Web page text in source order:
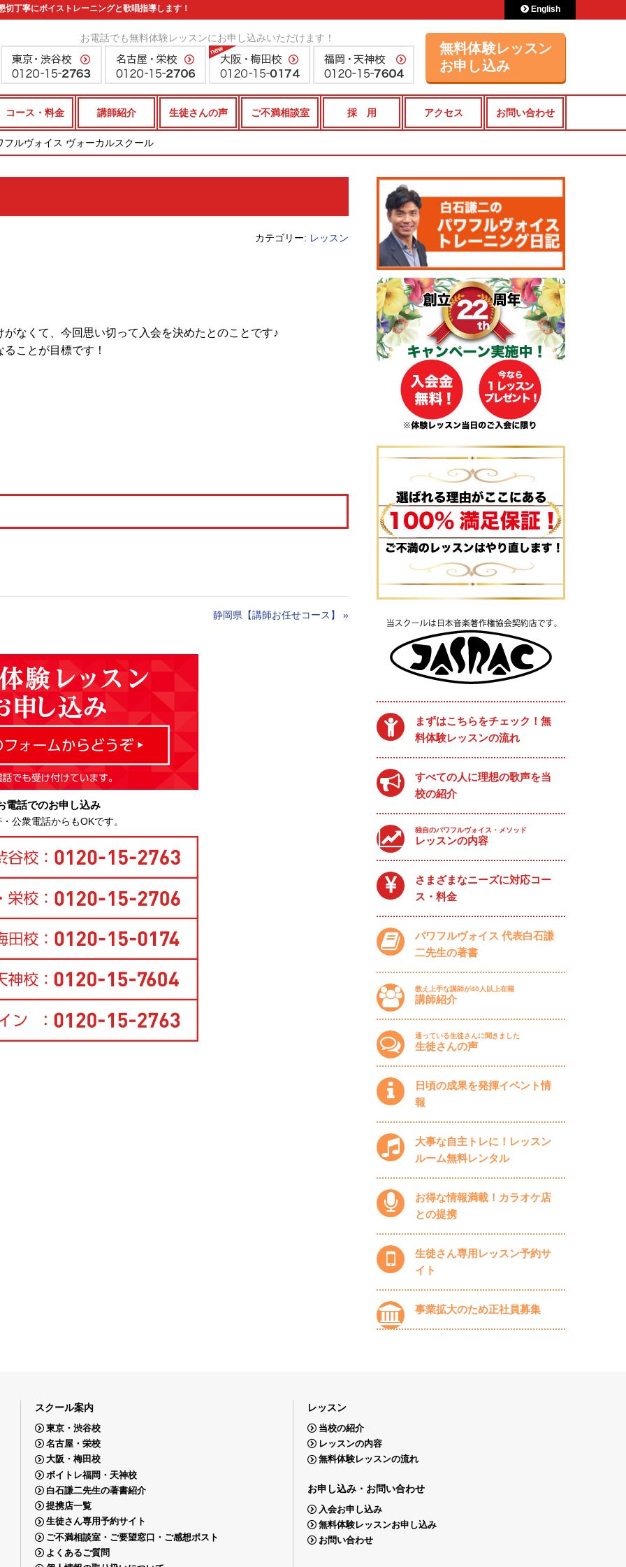
丁寧にボイストレーニングと歌唱指導します！
お電話でも無料体験レッスンにお申し込みいただけます！
無料体験レッスン
お申し込み
English
コース・料金 講師紹介 生徒さんの声 ご不満相談室 採 用 アクセス お問い合わせ
ルヴォイス ヴォーカルスクール
カテゴリー: レッスン
なくて、今回思い切って入会を決めたとのことです♪
ことが目標です！
静岡県【講師お任せコース】 »
電話でのお申し込み
公衆電話からもOKです。
まずはこちらをチェック！無
料体験レッスンの流れ
すべての人に理想の歌声を当
校の紹介
独自のパワフルヴォイス・メソッド
レッスンの内容
さまざまなニーズに対応コー
ス・料金
パワフルヴォイス 代表白石謙
二先生の著書
教え上手な講師が40人以上在籍
講師紹介
通っている生徒さんに聞きました
生徒さんの声
日頃の成果を発揮イベント情
報
大事な自主トレに！レッスン
ルーム無料レンタル
お得な情報満載！カラオケ店
との提携
生徒さん専用レッスン予約サ
イト
事業拡大のため正社員募集
スクール案内
東京・渋谷校
名古屋・栄校
大阪・梅田校
ボイトレ福岡・天神校
白石謙二先生の著書紹介
提携店一覧
生徒さん専用予約サイト
ご不満相談室・ご要望窓口・ご感想ポスト
よくあるご質問
レッスン
当校の紹介
レッスンの内容
無料体験レッスンの流れ
お申し込み・お問い合わせ
入会お申し込み
無料体験レッスンお申し込み
お問い合わせ